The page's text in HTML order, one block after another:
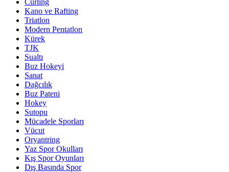
Curling
Kano ve Rafting
Triatlon
Modern Pentatlon
Kürek
TJK
Sualtı
Buz Hokeyi
Sanat
Dağcılık
Buz Pateni
Hokey
Sutopu
Mücadele Sporları
Vücut
Oryantring
Yaz Spor Okulları
Kış Spor Oyunları
Dış Basında Spor